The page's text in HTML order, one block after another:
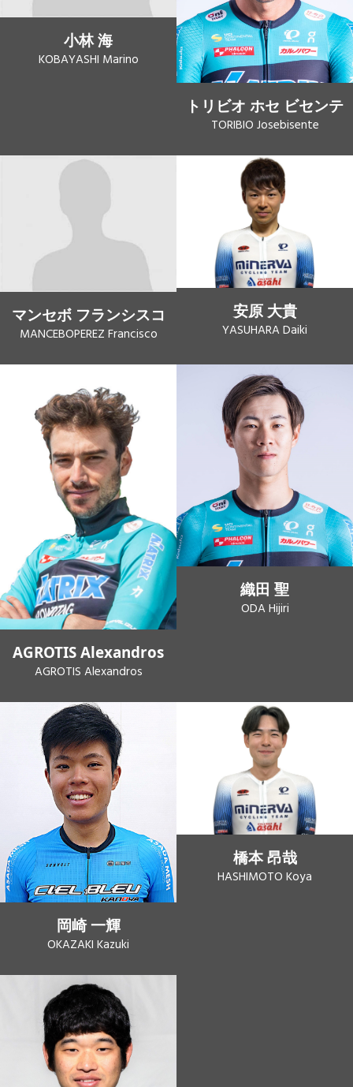
小林 海
KOBAYASHI Marino
トリビオ ホセ ビセンテ
TORIBIO Josebisente
マンセボ フランシスコ
MANCEBOPEREZ Francisco
安原 大貴
YASUHARA Daiki
AGROTIS Alexandros
AGROTIS Alexandros
織田 聖
ODA Hijiri
岡崎 一輝
OKAZAKI Kazuki
橋本 昂哉
HASHIMOTO Koya